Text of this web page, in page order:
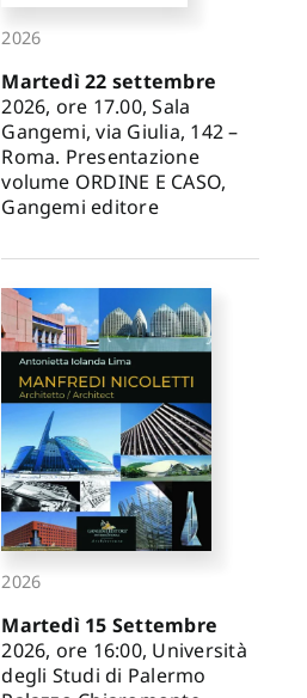
2026
Martedì 22 settembre
2026, ore 17.00, Sala
Gangemi, via Giulia, 142 –
Roma. Presentazione
volume ORDINE E CASO,
Gangemi editore
2026
Martedì 15 Settembre
2026, ore 16:00, Università
degli Studi di Palermo